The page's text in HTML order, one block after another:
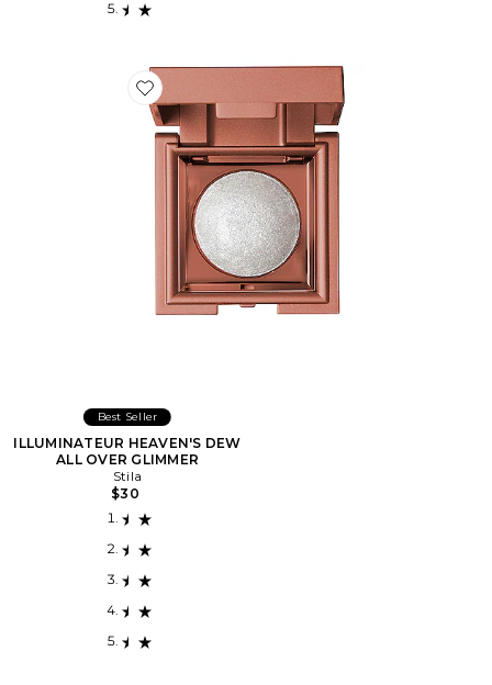
Favorite ILLUMINATEUR HEAVEN'S DEW ALL OVER
Best Seller
ILLUMINATEUR HEAVEN'S DEW
ALL OVER GLIMMER
Stila
$30